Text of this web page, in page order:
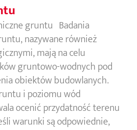
gruntu Badania
nazywane również
mają na celu
gruntowo-wodnych pod
obiektów budowlanych.
i poziomu wód
ocenić przydatność terenu
warunki są odpowiednie,